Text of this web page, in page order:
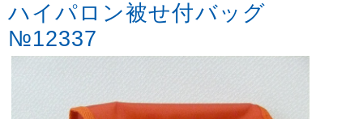
ハイパロン被せ付バッグ
№12337